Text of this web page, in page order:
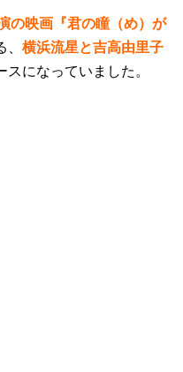
の映画『君の瞳（め）が
横浜流星と吉高由里子
スになっていました。